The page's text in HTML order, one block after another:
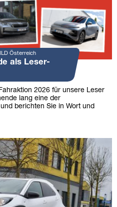
Österreich
als Leser-
2026 für unsere Leser
lang eine der
berichten Sie in Wort und